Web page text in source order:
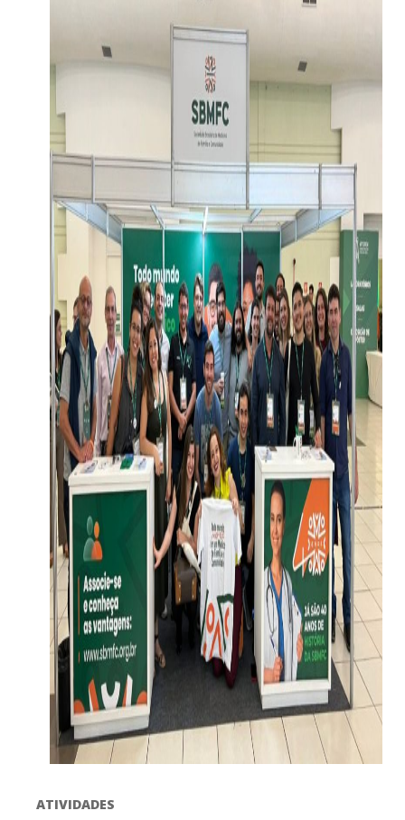
ATIVIDADES